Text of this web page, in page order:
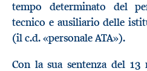
tempo determinato del
tecnico e ausiliario delle
(il c.d. «personale ATA»).
Con la sua sentenza del 13